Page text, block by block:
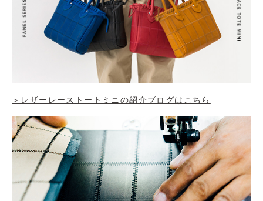
＞レザーレーストートミニの紹介ブログはこちら